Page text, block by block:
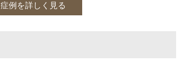
症例を詳しく見る